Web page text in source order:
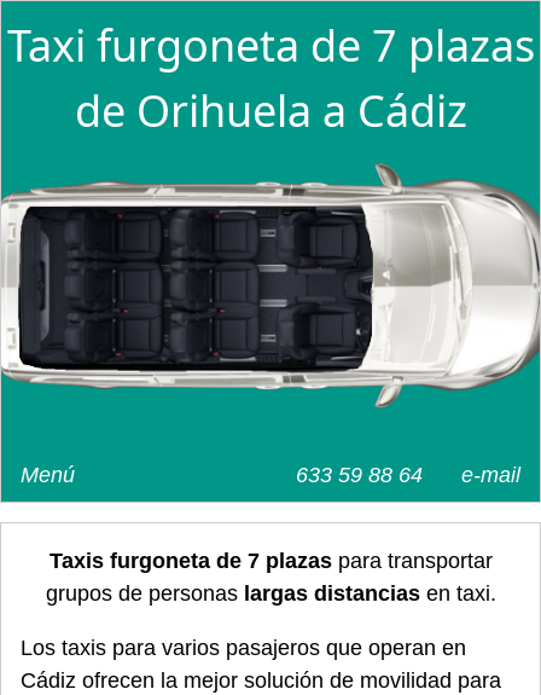
Taxi furgoneta de 7 plazas
de Orihuela a Cádiz
e-mail
633 59 88 64
Menú
Taxis furgoneta de 7 plazaspara transportar
grupos de personas largas distanciasen taxi.
Los taxis para varios pasajeros que operan en
Cádiz ofrecen la mejor solución de movilidad para